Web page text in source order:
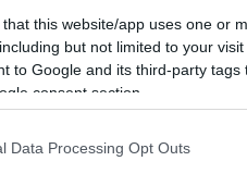
that this website/app uses one or
but not limited to your
to Google and its third-party
consent section.
Data Processing Opt Outs